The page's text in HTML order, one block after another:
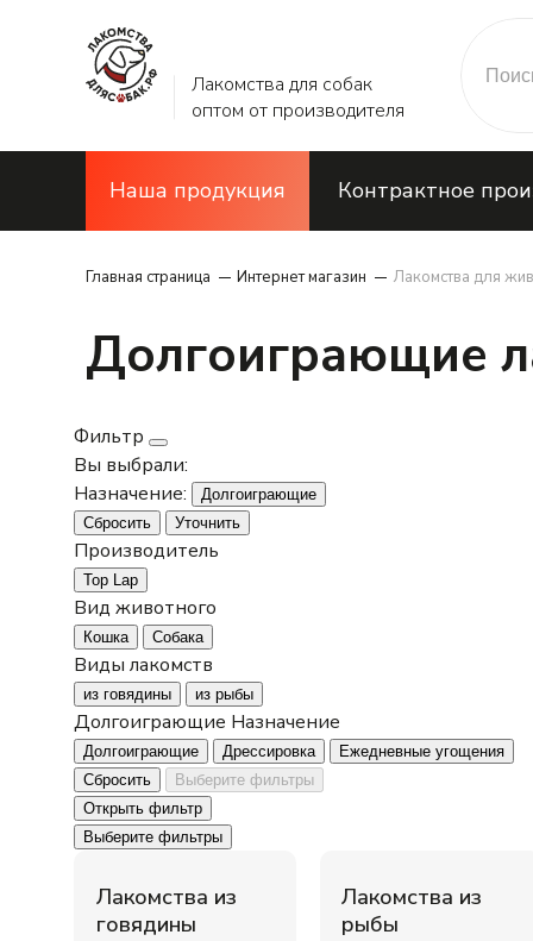
Лакомства для собак
оптом от производителя
Контрактное
Наша продукция
Главная страница Интернет магазин Лакомства для
Долгоиграющие
Фильтр
Вы выбрали:
Назначение:
Долгоиграющие
Сбросить
Уточнить
Производитель
Top Lap
Вид животного
Кошка Собака
Виды лакомств
из говядины из рыбы
Долгоиграющие Назначение
Долгоиграющие Дрессировка
Ежедневные угощения
Сбросить
Выберите фильтры
Открыть фильтр
Выберите фильтры
Лакомства из
говядины
Лакомства из
рыбы